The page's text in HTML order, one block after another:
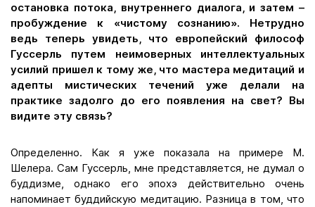
остановка потока, внутреннего диалога, и затем –
пробуждение к «чистому сознанию». Нетрудно
ведь теперь увидеть, что европейский философ
Гуссерль путем неимоверных интеллектуальных
усилий пришел к тому же, что мастера медитаций и
адепты мистических течений уже делали на
практике задолго до его появления на свет? Вы
видите эту связь?
Определенно. Как я уже показала на примере М.
Шелера. Сам Гуссерль, мне представляется, не думал о
буддизме, однако его эпохэ действительно очень
напоминает буддийскую медитацию. Разница в том, что